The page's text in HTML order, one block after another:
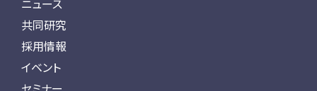
ニュース
共同研究
採用情報
イベント